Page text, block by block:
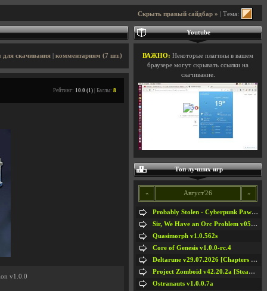
Скрыть правый сайдбар » | Тема:
для скачивания комментариям (7 шт.)
Рейтинг: 10.0 (1) | Баллы: 8
v1.0.0
Youtube
ВАЖНО: Некоторые плагины в вашем
браузере могут скрывать ссылки на
скачивание.
Топ лучших игр
« Август'26 »
Probably Stolen - Cyberpunk Pawnshop Simulator v048c [Playtest]
Sir, We Have an Orc Problem v05.08.2026
Quasimorph v1.0.562s
Core of Genesis v1.0.0-rc.4
Deltarune v29.07.2026 [Chapters 1-5] / + RUS [Chapters 1-5]
Project Zomboid v42.20.2a [Steam Early Access]
Ostranauts v1.0.0.7a